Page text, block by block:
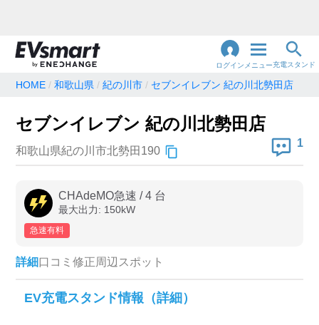
ログイン メニュー充電スタンド
地名・観光スポット・住所で検索
充電器の種類
急速充電器のみ表示
高速道路上のみ表示
認証システム
HOME 和歌山県 紀の川市 セブンイレブン 紀の川北勢田店
セブンイレブン 紀の川北勢田店
和歌山県紀の川市北勢田190
1
CHAdeMO急速 /4 台
最大出力: 150kW
急速有料
詳細口コミ 修正周辺スポット
EV充電スタンド情報（詳細）